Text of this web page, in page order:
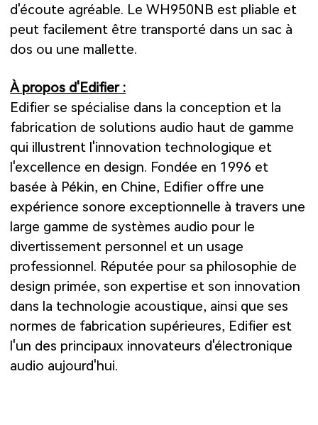
d'écoute agréable. Le WH950NB est pliable et
peut facilement être transporté dans un sac à
dos ou une mallette.
À propos d'Edifier :
Edifier se spécialise dans la conception et la
fabrication de solutions audio haut de gamme
qui illustrent l'innovation technologique et
l'excellence en design. Fondée en 1996 et
basée à Pékin, en Chine, Edifier offre une
expérience sonore exceptionnelle à travers une
large gamme de systèmes audio pour le
divertissement personnel et un usage
professionnel. Réputée pour sa philosophie de
design primée, son expertise et son innovation
dans la technologie acoustique, ainsi que ses
normes de fabrication supérieures, Edifier est
l'un des principaux innovateurs d'électronique
audio aujourd'hui.